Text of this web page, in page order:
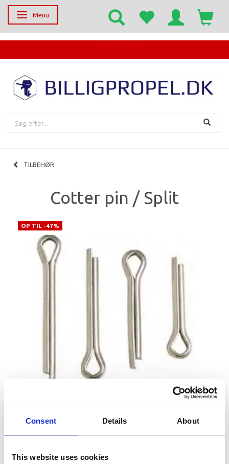
Consent Details About
This website uses cookies
Skifte navigation
Menu
TILBEHØR
Cotter pin / Split
OP TIL -47%
Zoom
Pris fra